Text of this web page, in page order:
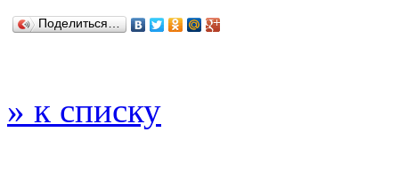
Поделиться…
» к списку